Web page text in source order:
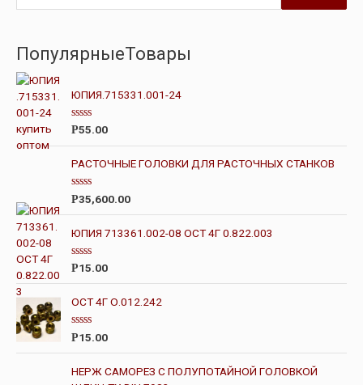
ПопулярныеТовары
ЮПИЯ.715331.001-24
О
е
н
к
а
и
з
Р55.00
РАСТОЧНЫЕ ГОЛОВКИ ДЛЯ РАСТОЧНЫХ СТАНКОВ
О
е
н
к
а
и
з
Р35,600.00
ЮПИЯ 713361.002-08 ОСТ 4Г 0.822.003
О
е
н
к
а
и
з
Р15.00
ОСТ 4Г О.012.242
О
е
н
к
Р15.00
НЕРЖ САМОРЕЗ С ПОЛУПОТАЙНОЙ ГОЛОВКОЙ